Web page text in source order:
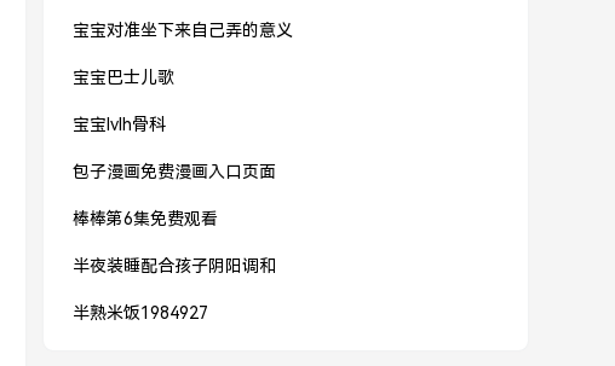
宝宝对准坐下来自己弄的意义
宝宝巴士儿歌
宝宝lvlh骨科
包子漫画免费漫画入口页面
棒棒第6集免费观看
半夜装睡配合孩子阴阳调和
半熟米饭1984927